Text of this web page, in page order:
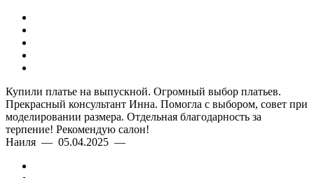
Купили платье на выпускной. Огромный выбор платьев.
Прекрасный консультант Инна. Помогла с выбором, совет при
моделировании размера. Отдельная благодарность за
терпение! Рекомендую салон!
Наиля — 05.04.2025 —